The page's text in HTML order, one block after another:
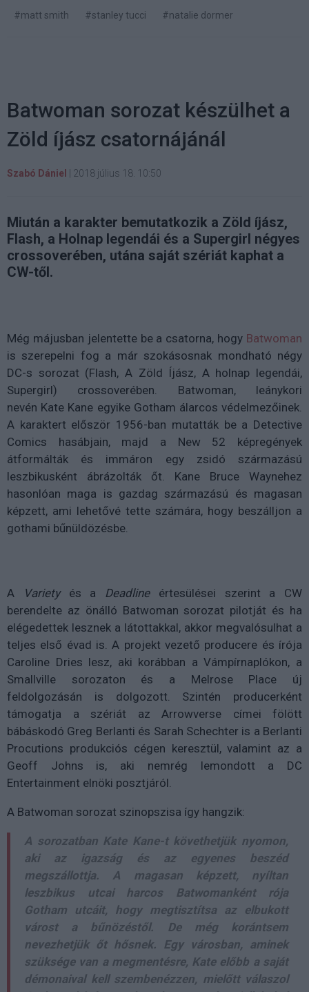
#matt smith
#stanley tucci #natalie dormer
Batwoman sorozat készülhet a
Zöld íjász csatornájánál
Szabó Dániel 2018 július 18. 10:50
Miután a karakter bemutatkozik a Zöld íjász,
Flash, a Holnap legendái és a Supergirl négyes
crossoverében, utána saját szériát kaphat a
CW-től.
Még májusban jelentette be a csatorna, hogy Batwoman
is szerepelni fog a már szokásosnak mondható négy
DC-s sorozat (Flash, A Zöld Íjász, A holnap legendái,
Supergirl) crossoverében. Batwoman, leánykori
nevén Kate Kane egyike Gotham álarcos védelmezőinek.
A karaktert először 1956-ban mutatták be a Detective
Comics hasábjain, majd a New 52 képregények
átformálták és immáron egy zsidó származású
leszbikusként ábrázolták őt. Kane Bruce Waynehez
hasonlóan maga is gazdag származású és magasan
képzett, ami lehetővé tette számára, hogy beszálljon a
gothami bűnüldözésbe.
A Varietyés a Deadlineértesülései szerint a CW
berendelte az önálló Batwoman sorozat pilotját és ha
elégedettek lesznek a látottakkal, akkor megvalósulhat a
teljes első évad is. A projekt vezető producere és írója
Caroline Dries lesz, aki korábban a Vámpírnaplókon, a
Smallville sorozaton és a Melrose Place új
feldolgozásán is dolgozott. Szintén producerként
támogatja a szériát az Arrowverse címei fölött
bábáskodó Greg Berlanti és Sarah Schechter is a Berlanti
Procutions produkciós cégen keresztül, valamint az a
Geoff Johns is, aki nemrég lemondott a DC
Entertainment elnöki posztjáról.
A Batwoman sorozat szinopszisa így hangzik:
A sorozatban Kate Kane-t követhetjük nyomon,
aki az igazság és az egyenes beszéd
megszállottja. A magasan képzett, nyíltan
leszbikus utcai harcos Batwomanként rója
Gotham utcáit, hogy megtisztítsa az elbukott
várost a bűnözéstől. De még korántsem
nevezhetjük őt hősnek. Egy városban, aminek
szüksége van a megmentésre, Kate előbb a saját
démonaival kell szembenézzen, mielőtt válaszol